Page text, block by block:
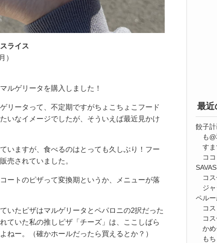
ライス
）
ルゲリータを購入しました！
リータって、不定期ですがちょこちょこフード
いなイメージでしたが、そういえば最近見かけ
いますが、食べるのはとっても久しぶり！フー
売されていました。
ートのピザって変換期というか、メニューが落
いたピザはマルゲリータとペパロニの2択だった
ていた私の推しピザ「チーズ」は、ここしばら
ねー。（確かホールだったら買えるとか？）
最近
餃子
も
す
コ
コ
ジ
ペル
コ
コ
か
も